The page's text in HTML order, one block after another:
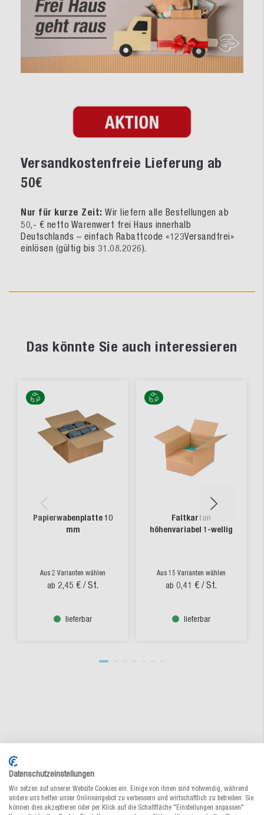
Versandkostenfreie Lieferung ab
50€
Nur für kurze Zeit: Wir liefern alle Bestellungen ab
50,- € netto Warenwert frei Haus innerhalb
Deutschlands – einfach Rabattcode «123Versandfrei»
einlösen (gültig bis 31.08.2026).
Das könnte Sie auch interessieren
Papierwabenplatte 10
mm
Aus 2 Varianten wählen
ab 2,45 € / St.
lieferbar
Faltkarton
höhenvariabel 1-wellig
Aus 15 Varianten wählen
ab 0,41 € / St.
lieferbar
Datenschutzeinstellungen
Wir setzen auf unserer Website Cookies ein. Einige von ihnen sind notwendig, während
andere uns helfen unser Onlineangebot zu verbessern und wirtschaftlich zu betreiben. Sie
können dies akzeptieren oder per Klick auf die Schaltfläche "Einstellungen anpassen"